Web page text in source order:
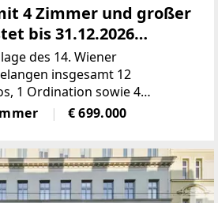
4 Zimmer und großer
bis 31.12.2026
des 14. Wiener
insgesamt 12
1 Ordination sowie 4
Straße zum
Angebot umfasst überwiegend
€ 699.000